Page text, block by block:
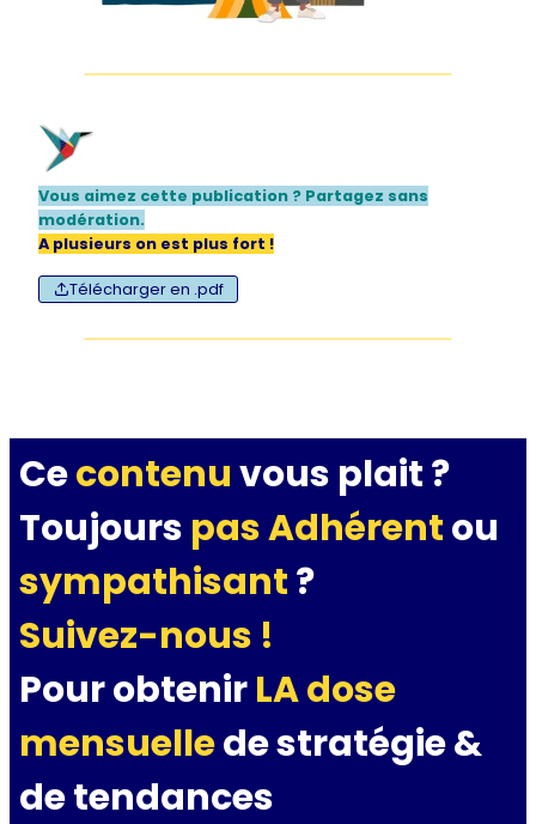
Vous aimez cette publication ? Partagez sans
modération.
A plusieurs on est plus fort !
Télécharger en .pdf
Cecontenuvous plait ?
Toujours pas Adhérentou
sympathisant?
Suivez-nous !
Pour obtenirLA dose
mensuellede stratégie &
de tendances